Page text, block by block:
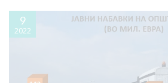
9
2022